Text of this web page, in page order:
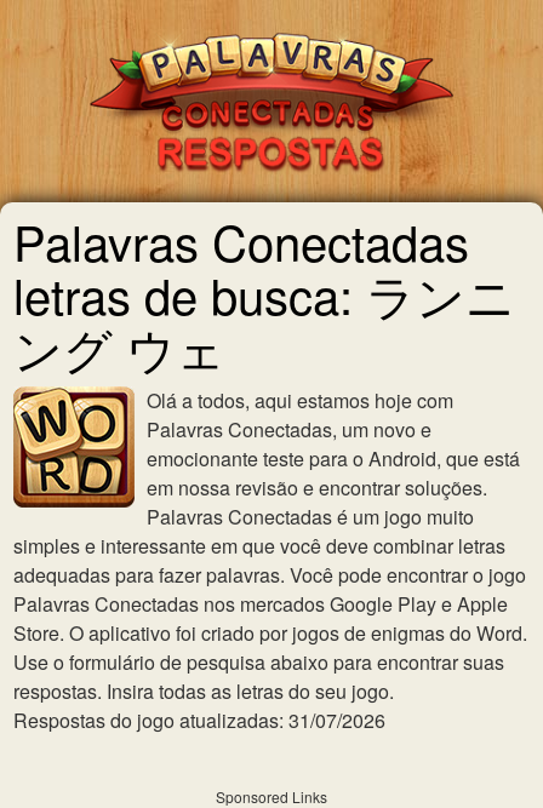
Palavras Conectadas
letras de busca: ランニ
ング ウェ
Olá a todos, aqui estamos hoje com
Palavras Conectadas, um novo e
emocionante teste para o Android, que está
em nossa revisão e encontrar soluções.
Palavras Conectadas é um jogo muito
simples e interessante em que você deve combinar letras
adequadas para fazer palavras. Você pode encontrar o jogo
Palavras Conectadas nos mercados Google Play e Apple
Store. O aplicativo foi criado por jogos de enigmas do Word.
Use o formulário de pesquisa abaixo para encontrar suas
respostas. Insira todas as letras do seu jogo.
Respostas do jogo atualizadas: 31/07/2026
Sponsored Links